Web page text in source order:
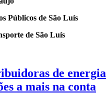
Públicos de São Luís
de São Luís
de energia
a mais na conta